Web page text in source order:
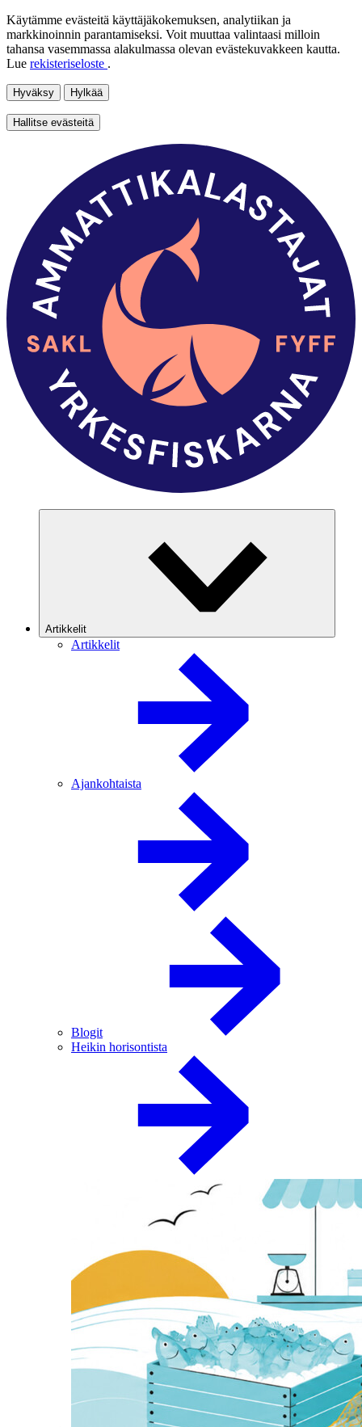
Käytämme evästeitä käyttäjäkokemuksen, analytiikan ja
markkinoinnin parantamiseksi. Voit muuttaa valintaasi milloin
tahansa vasemmassa alakulmassa olevan evästekuvakkeen kautta.
Lue rekisteriseloste .
Hyväksy Hylkää
Hallitse evästeitä
Artikkelit
Artikkelit
Ajankohtaista
Blogit
Heikin horisontista